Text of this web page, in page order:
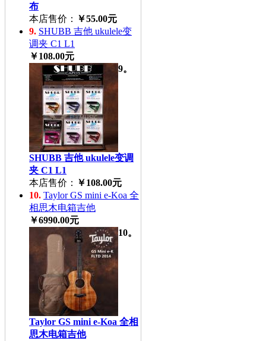
布
本店售价： ￥55.00元
9. SHUBB 吉他 ukulele变
调夹 C1 L1
￥108.00元
9。
SHUBB 吉他 ukulele变调
夹 C1 L1
本店售价： ￥108.00元
10. Taylor GS mini e-Koa 全
相思木电箱吉他
￥6990.00元
10。
Taylor GS mini e-Koa 全相
思木电箱吉他